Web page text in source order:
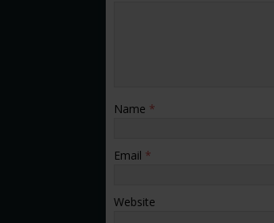
Name *
Email *
Website